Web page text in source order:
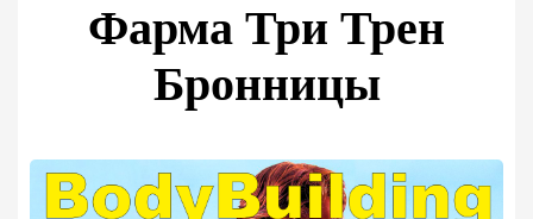
Фарма Три Трен
Бронницы